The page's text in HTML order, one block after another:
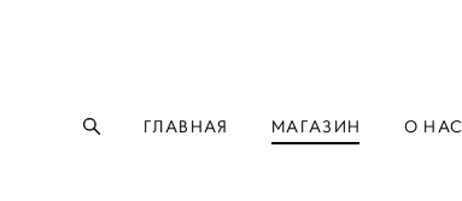
ГЛАВНАЯ МАГАЗИН О НАС